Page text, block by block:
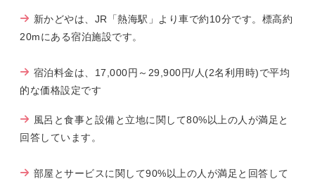
新かどやは、JR「熱海駅」より車で約10分です。標高約
20mにある宿泊施設です。
宿泊料金は、17,000円～29,900円/人(2名利用時)で平均
的な価格設定です
風呂と食事と設備と立地に関して80%以上の人が満足と
回答しています。
部屋とサービスに関して90%以上の人が満足と回答して